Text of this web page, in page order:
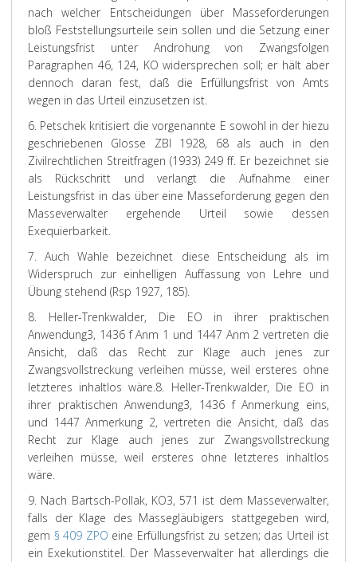
nach welcher Entscheidungen über Masseforderungen
bloß Feststellungsurteile sein sollen und die Setzung einer
Leistungsfrist unter Androhung von Zwangsfolgen
Paragraphen 46, 124, KO widersprechen soll; er hält aber
dennoch daran fest, daß die Erfüllungsfrist von Amts
wegen in das Urteil einzusetzen ist.
6. Petschek kritisiert die vorgenannte E sowohl in der hiezu
geschriebenen Glosse ZBl 1928, 68 als auch in den
Zivilrechtlichen Streitfragen (1933) 249 ff. Er bezeichnet sie
als Rückschritt und verlangt die Aufnahme einer
Leistungsfrist in das über eine Masseforderung gegen den
Masseverwalter ergehende Urteil sowie dessen
Exequierbarkeit.
7. AuchWahle bezeichnet diese Entscheidung als im
Widerspruch zur einhelligen Auffassung von Lehre und
Übung stehend (Rsp 1927, 185).
8. Heller-Trenkwalder, Die EO in ihrer praktischen
Anwendung3, 1436 f Anm 1 und 1447 Anm 2 vertreten die
Ansicht, daß das Recht zur Klage auch jenes zur
Zwangsvollstreckung verleihen müsse, weil ersteres ohne
letzteres inhaltlos wäre.8. Heller-Trenkwalder, Die EO in
ihrer praktischen Anwendung3, 1436 f Anmerkung eins,
und 1447 Anmerkung 2, vertreten die Ansicht, daß das
Recht zur Klage auch jenes zur Zwangsvollstreckung
verleihen müsse, weil ersteres ohne letzteres inhaltlos
wäre.
9. Nach Bartsch-Pollak, KO3, 571 ist dem Masseverwalter,
falls der Klage des Massegläubigers stattgegeben wird,
gem § 409 ZPO eine Erfüllungsfrist zu setzen; das Urteil ist
ein Exekutionstitel. Der Masseverwalter hat allerdings die